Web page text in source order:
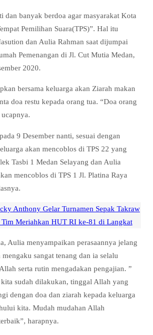
dan banyak berdoa agar masyarakat Kota
Pemilihan Suara(TPS)”. Hal itu
dan Aulia Rahman saat dijumpai
Pemenangan di Jl. Cut Mutia Medan,
2020.
bersama keluarga akan Ziarah makan
doa restu kepada orang tua. “Doa orang
9 Desember nanti, sesuai dengan
akan mencoblos di TPS 22 yang
Tasbi 1 Medan Selayang dan Aulia
mencoblos di TPS 1 Jl. Platina Raya
Anthony Gelar Turnamen Sepak Takraw
Meriahkan HUT RI ke-81 di Langkat
Aulia menyampaikan perasaannya jelang
sangat tenang dan ia selalu
serta rutin mengadakan pengajian. ”
sudah dilakukan, tinggal Allah yang
dengan doa dan ziarah kepada keluarga
kita. Mudah mudahan Allah
harapnya.